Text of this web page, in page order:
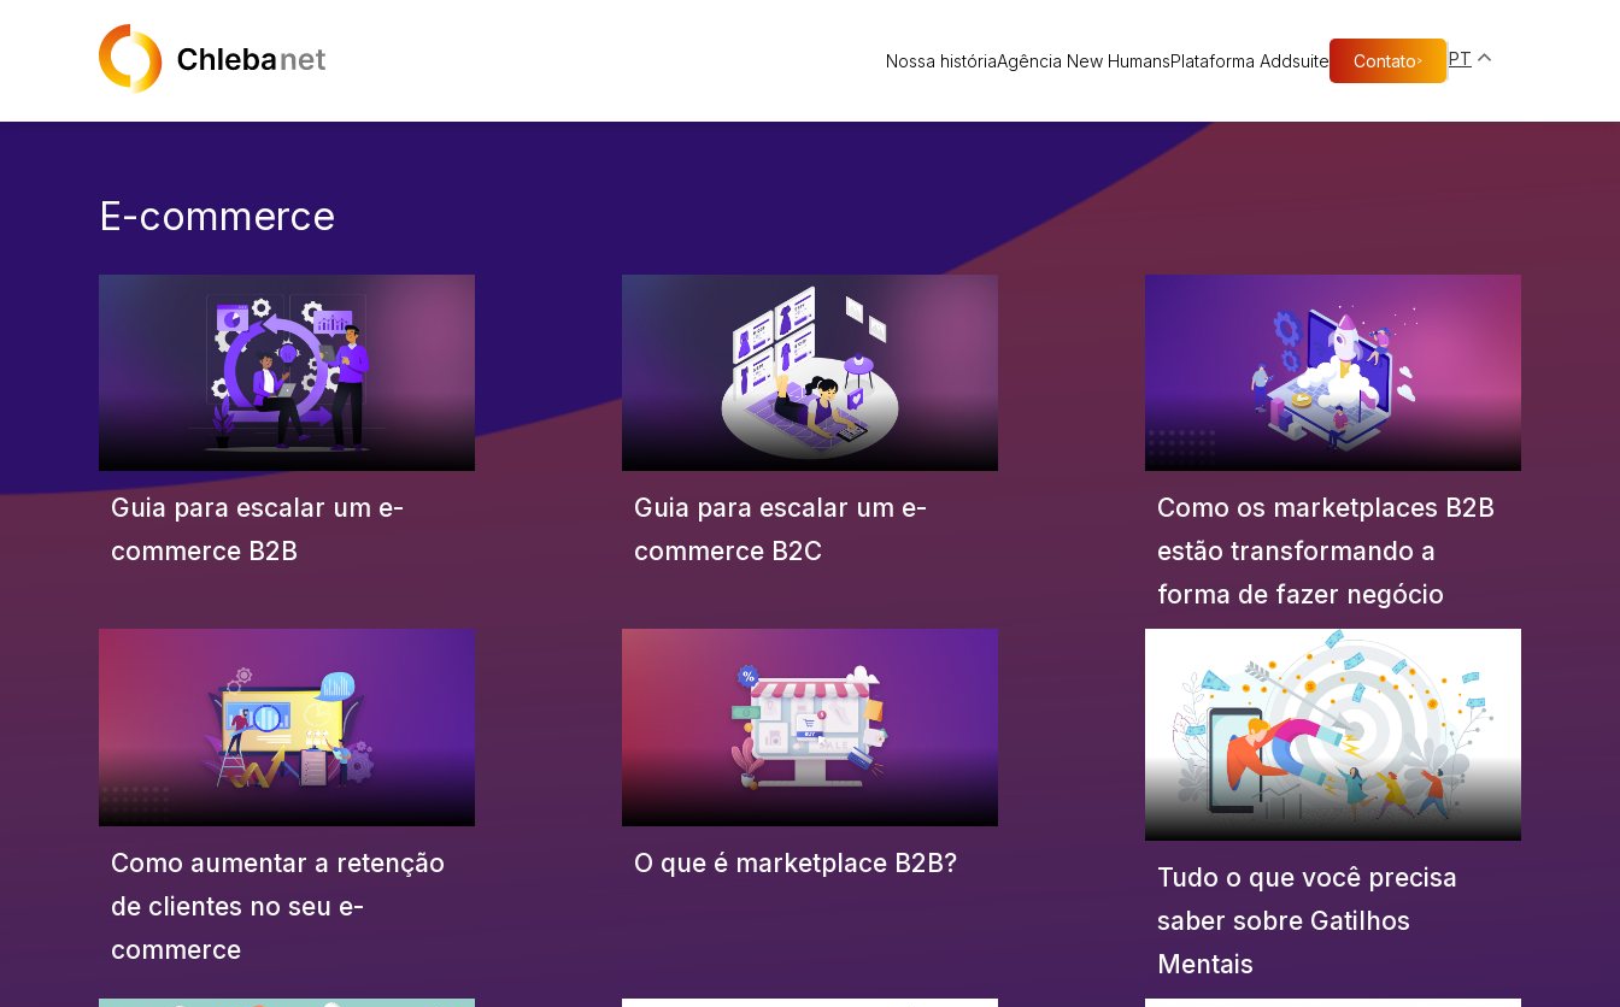
Nossa históriaAgência New HumansPlataforma Addsuite Contato > PT
E-commerce
Guia para escalar um e-
commerce B2B
Guia para escalar um e-
commerce B2C
Como os marketplaces B2B
estão transformando a
forma de fazer negócio
Como aumentar a retenção
de clientes no seu e-
commerce
O que é marketplace B2B?
Tudo o que você precisa
saber sobre Gatilhos
Mentais